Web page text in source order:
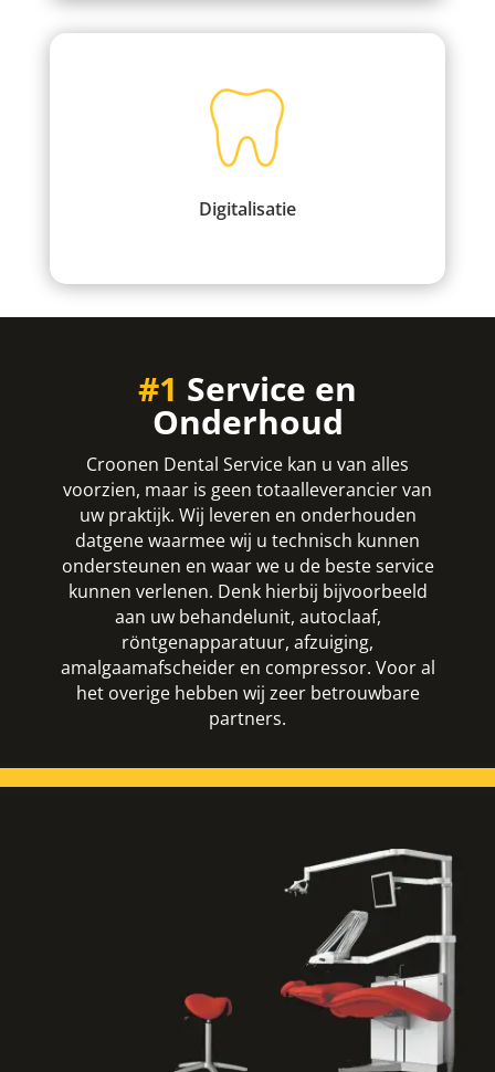
Digitalisatie
#1 Service en
Onderhoud
Croonen Dental Service kan u van alles
voorzien, maar is geen totaalleverancier van
uw praktijk. Wij leveren en onderhouden
datgene waarmee wij u technisch kunnen
ondersteunen en waar we u de beste service
kunnen verlenen. Denk hierbij bijvoorbeeld
aan uw behandelunit, autoclaaf,
röntgenapparatuur, afzuiging,
amalgaamafscheider en compressor. Voor al
het overige hebben wij zeer betrouwbare
partners.